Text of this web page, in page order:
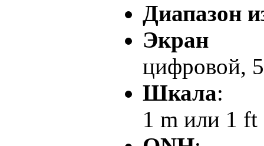
Диапазон
Экран
цифровой,
Шкала:
1 m или 1 ft